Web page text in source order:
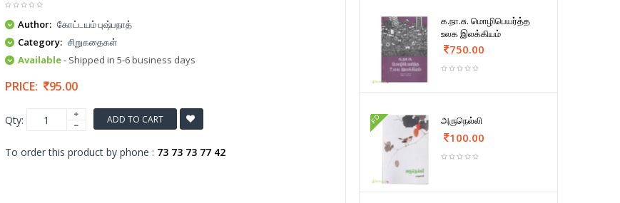
Author: கோட்டயம் புஷ்பநாத்
Category: சிறுகதைகள்
Available- Shipped in 5-6 business days
PRICE: 95.00
Qty: ADD TO CART
To order this product by phone : 73 73 73 77 42
க.நா.சு. மொழிபெயர்த்த
உலக இலக்கியம்
750.00
FD அருநெல்லி
100.00